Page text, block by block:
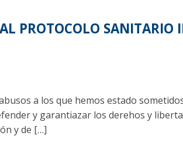
PROTOCOLO SANITARIO
a los que hemos estado
y garantiazar los derehos y
y de […]